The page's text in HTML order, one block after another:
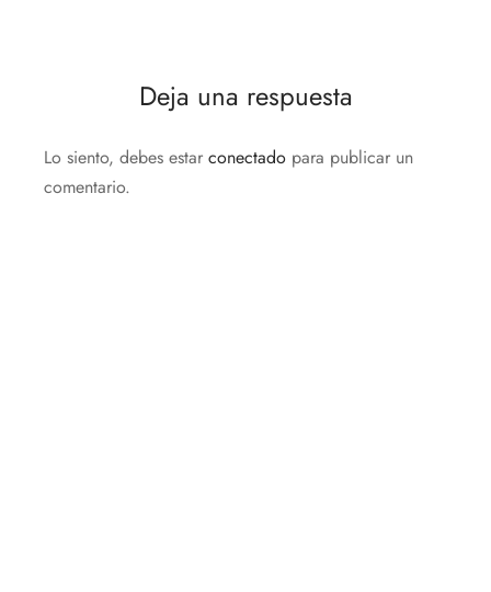
Deja una respuesta
Lo siento, debes estar conectado para publicar un
comentario.